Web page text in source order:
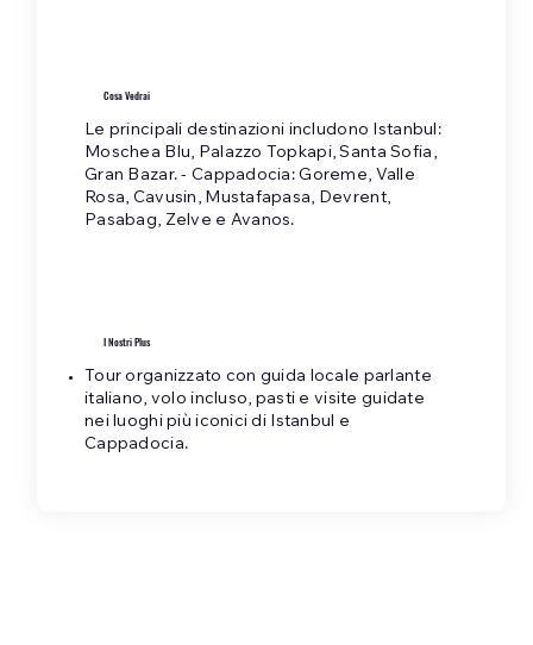
Cosa Vedrai
Le principali destinazioni includono Istanbul:
Moschea Blu, Palazzo Topkapi, Santa Sofia,
Gran Bazar. - Cappadocia: Goreme, Valle
Rosa, Cavusin, Mustafapasa, Devrent,
Pasabag, Zelve e Avanos.
I Nostri Plus
Tour organizzato con guida locale parlante
italiano, volo incluso, pasti e visite guidate
nei luoghi più iconici di Istanbul e
Cappadocia.